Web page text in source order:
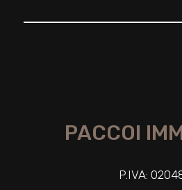
PACCOI
P.IVA: